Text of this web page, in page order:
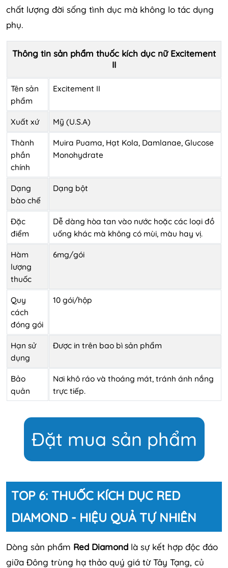
chất lượng đời sống tình dục mà không lo tác dụng
phụ.
Thông tin sản phẩm thuốc kích dục nữ Excitement
II
Tên sản
phẩm
Excitement II
Xuất xứ Mỹ (U.S.A)
Thành
phần
chính
Muira Puama, Hạt Kola, Damlanae, Glucose
Monohydrate
Dạng
bào chế
Dạng bột
Đặc
điểm
Dễ dàng hòa tan vào nước hoặc các loại đồ
uống khác mà không có mùi, màu hay vị.
Hàm
lượng
thuốc
6mg/gói
Quy
cách
đóng gói
10 gói/hộp
Hạn sử
dụng
Được in trên bao bì sản phẩm
Bảo
quản
Nơi khô ráo và thoáng mát, tránh ánh nắng
trực tiếp.
Đặt mua sản phẩm
TOP 6: THUỐC KÍCH DỤC RED
DIAMOND - HIỆU QUẢ TỰ NHIÊN
Dòng sản phẩm Red Diamond là sự kết hợp độc đáo
giữa Đông trùng hạ thảo quý giá từ Tây Tạng, củ